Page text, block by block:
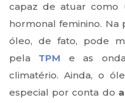
capaz de atuar como
hormonal feminino. Na
óleo, de fato, pode
pela TPM e as
climatério. Ainda, o
especial por conta do